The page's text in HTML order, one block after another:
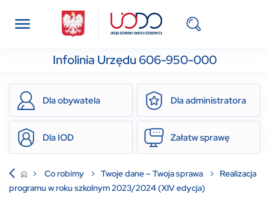
Infolinia Urzędu 606-950-000
Dla obywatela Dla administratora
Dla IOD Załatw sprawę
Co robimy Twoje dane – Twoja sprawa
Realizacja
programu w roku szkolnym 2023/2024 (XIV edycja)